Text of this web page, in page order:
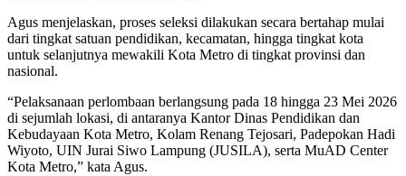
Agus menjelaskan, proses seleksi dilakukan secara bertahap mulai
dari tingkat satuan pendidikan, kecamatan, hingga tingkat kota
untuk selanjutnya mewakili Kota Metro di tingkat provinsi dan
nasional.
“Pelaksanaan perlombaan berlangsung pada 18 hingga 23 Mei 2026
di sejumlah lokasi, di antaranya Kantor Dinas Pendidikan dan
Kebudayaan Kota Metro, Kolam Renang Tejosari, Padepokan Hadi
Wiyoto, UIN Jurai Siwo Lampung (JUSILA), serta MuAD Center
Kota Metro,” kata Agus.